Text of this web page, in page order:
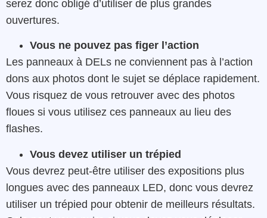
serez donc obligé d’utiliser de plus grandes
ouvertures.
Vous ne pouvez pas figer l’action
Les panneaux à DELs ne conviennent pas à l’action
dons aux photos dont le sujet se déplace rapidement.
Vous risquez de vous retrouver avec des photos
floues si vous utilisez ces panneaux au lieu des
flashes.
Vous devez utiliser un trépied
Vous devrez peut-être utiliser des expositions plus
longues avec des panneaux LED, donc vous devrez
utiliser un trépied pour obtenir de meilleurs résultats.